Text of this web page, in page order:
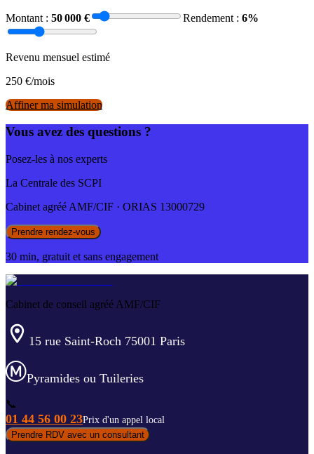
Montant : 50 000 € Rendement : 6%
Revenu mensuel estimé
250 €/mois
Affiner ma simulation
Vous avez des questions ?
Posez-les à nos experts
La Centrale des SCPI
Cabinet agréé AMF/CIF · ORIAS 13000729
Prendre rendez-vous
30 min, gratuit et sans engagement
Cabinet de conseil agréé AMF/CIF
15 rue Saint-Roch 75001 Paris
Pyramides ou Tuileries
📞
01 44 56 00 23Prix d'un appel local
Prendre RDV avec un consultant